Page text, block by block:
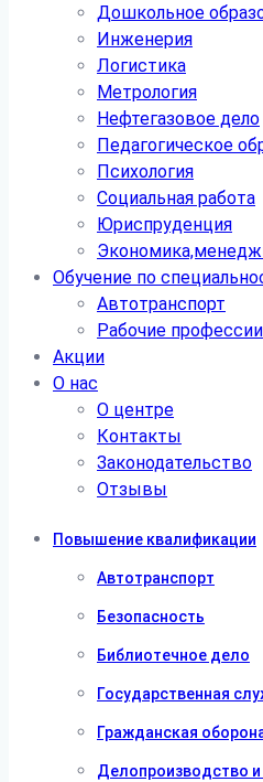
Дошкольное
Инженерия
Логистика
Метрология
Нефтегазовое дело
Педагогическое
Психология
Социальная работа
Юриспруденция
Обучение по
Автотранспорт
Рабочие профессии
Акции
О нас
О центре
Контакты
Законодательство
Отзывы
Повышение квалификации
Автотранспорт
Безопасность
Библиотечное дело
Государственная
Гражданская
Делопроизводство